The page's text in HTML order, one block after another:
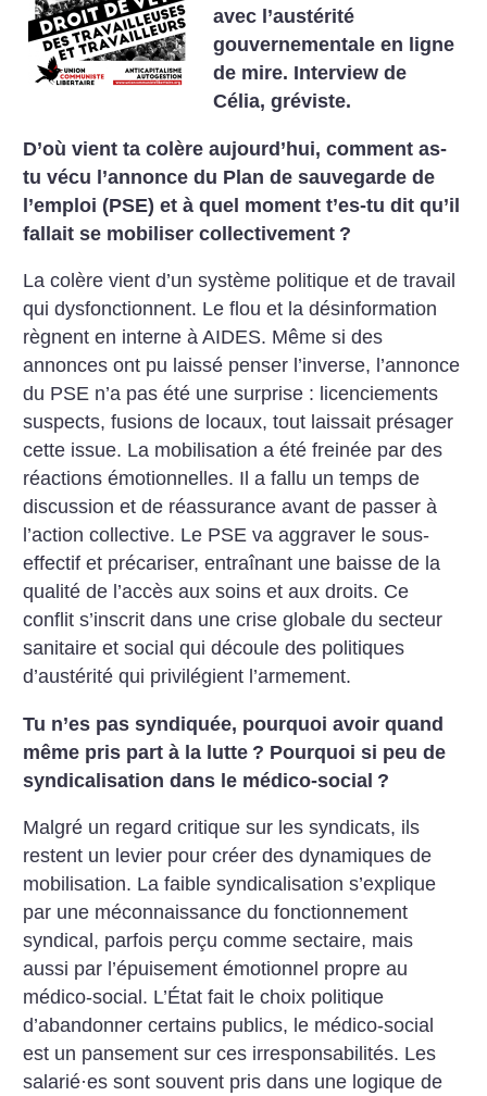
avec l’austérité
gouvernementale en ligne
de mire. Interview de
Célia, gréviste.
D’où vient ta colère aujourd’hui, comment as-
tu vécu l’annonce du Plan de sauvegarde de
l’emploi (PSE) et à quel moment t’es-tu dit qu’il
fallait se mobiliser collectivement ?
La colère vient d’un système politique et de travail
qui dysfonctionnent. Le flou et la désinformation
règnent en interne à AIDES. Même si des
annonces ont pu laissé penser l’inverse, l’annonce
du PSE n’a pas été une surprise : licenciements
suspects, fusions de locaux, tout laissait présager
cette issue. La mobilisation a été freinée par des
réactions émotionnelles. Il a fallu un temps de
discussion et de réassurance avant de passer à
l’action collective. Le PSE va aggraver le sous-
effectif et précariser, entraînant une baisse de la
qualité de l’accès aux soins et aux droits. Ce
conflit s’inscrit dans une ­crise globale du secteur
sanitaire et social qui découle des politiques
d’austérité qui privilégient l’armement.
Tu n’es pas syndiquée, pourquoi avoir quand
même pris part à la lutte ? Pourquoi si peu de
syndicalisation dans le médico-social ?
Malgré un regard critique sur les syndicats, ils
restent un levier pour créer des dynamiques de
mobilisation. La faible syndicalisation s’explique
par une méconnaissance du fonctionnement
syndical, parfois perçu comme sectaire, mais
aussi par l’épuisement émotionnel propre au
médico-social. L’État fait le choix politique
d’abandonner certains publics, le médico-social
est un pansement sur ces irresponsabilités. Les
salarié·es sont souvent pris dans une logique de